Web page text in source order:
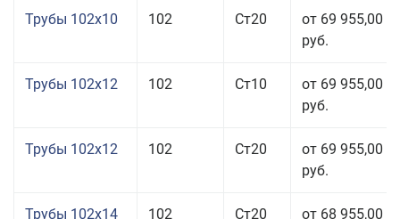
Трубы 102x10 102 Ст20
от 69 955,00
руб.
Трубы 102x12 102 Ст10
от 69 955,00
руб.
Трубы 102x12 102 Ст20
от 69 955,00
руб.
Трубы 102x14 102 Ст20 от 68 955,00